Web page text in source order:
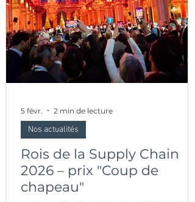
Rois de la Supply Chain
2026 – prix "Coup de
chapeau"
Nos actualités
5 févr. 2 min de lecture